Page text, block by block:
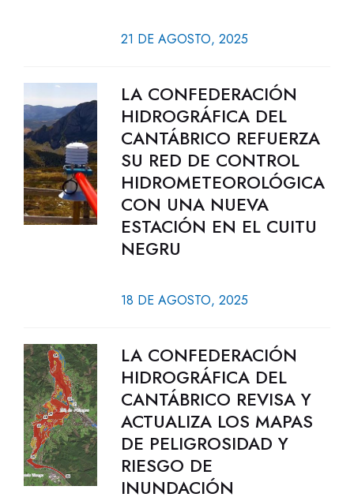
21 DE AGOSTO, 2025
LA CONFEDERACIÓN
HIDROGRÁFICA DEL
CANTÁBRICO REFUERZA
SU RED DE CONTROL
HIDROMETEOROLÓGICA
CON UNA NUEVA
ESTACIÓN EN EL CUITU
NEGRU
18 DE AGOSTO, 2025
LA CONFEDERACIÓN
HIDROGRÁFICA DEL
CANTÁBRICO REVISA Y
ACTUALIZA LOS MAPAS
DE PELIGROSIDAD Y
RIESGO DE
INUNDACIÓN